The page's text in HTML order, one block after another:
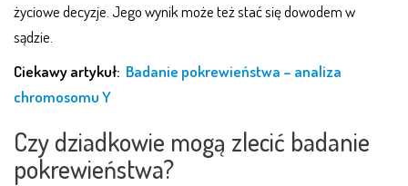
życiowe decyzje. Jego wynik może też stać się dowodem w
sądzie.
Ciekawy artykuł: Badanie pokrewieństwa – analiza
chromosomu Y
Czy dziadkowie mogą zlecić badanie
pokrewieństwa?